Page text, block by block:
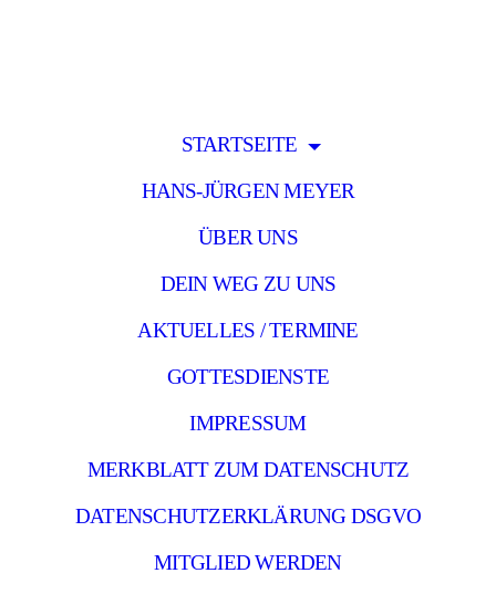
STARTSEITE
HANS-JÜRGEN MEYER
ÜBER UNS
DEIN WEG ZU UNS
AKTUELLES / TERMINE
GOTTESDIENSTE
IMPRESSUM
MERKBLATT ZUM DATENSCHUTZ
DATENSCHUTZERKLÄRUNG DSGVO
MITGLIED WERDEN